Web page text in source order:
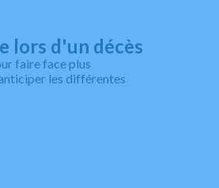
lors d'un décès
faire face plus
les différentes